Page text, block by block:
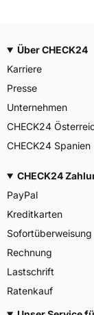
Über CHECK24
Karriere
Presse
Unternehmen
CHECK24
CHECK24 Spanien
CHECK24
PayPal
Kreditkarten
Sofortüberweisung
Rechnung
Lastschrift
Ratenkauf